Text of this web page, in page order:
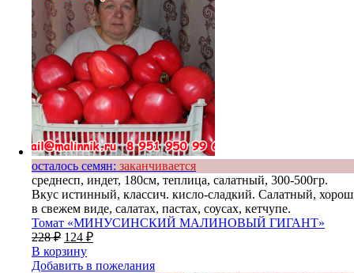
осталось семян: заканчивается
среднесп, индет, 180см, теплица, салатный, 300-500гр.
Вкус истинный, классич. кисло-сладкий. Салатный, хорош
в свежем виде, салатах, пастах, соусах, кетчупе.
Томат «МИНУСИНСКИЙ МАЛИНОВЫЙ ГИГАНТ»
228₽ 124 ₽
В корзину
Добавить в пожелания